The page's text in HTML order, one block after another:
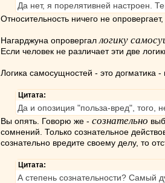
Да нет, я порелятивней настроен.
Относительность ничего не
Нагарджуна опровергал логику
Если человек не различает эти две
Логика самосущностей - это догматика
Цитата:
Да и опозиция "польза-вред", того,
Вы опять. Говорю же - сознательно
сомнений. Только сознательное
сознательно вредите своему делу, то
Цитата:
А степень сознательности? Самый